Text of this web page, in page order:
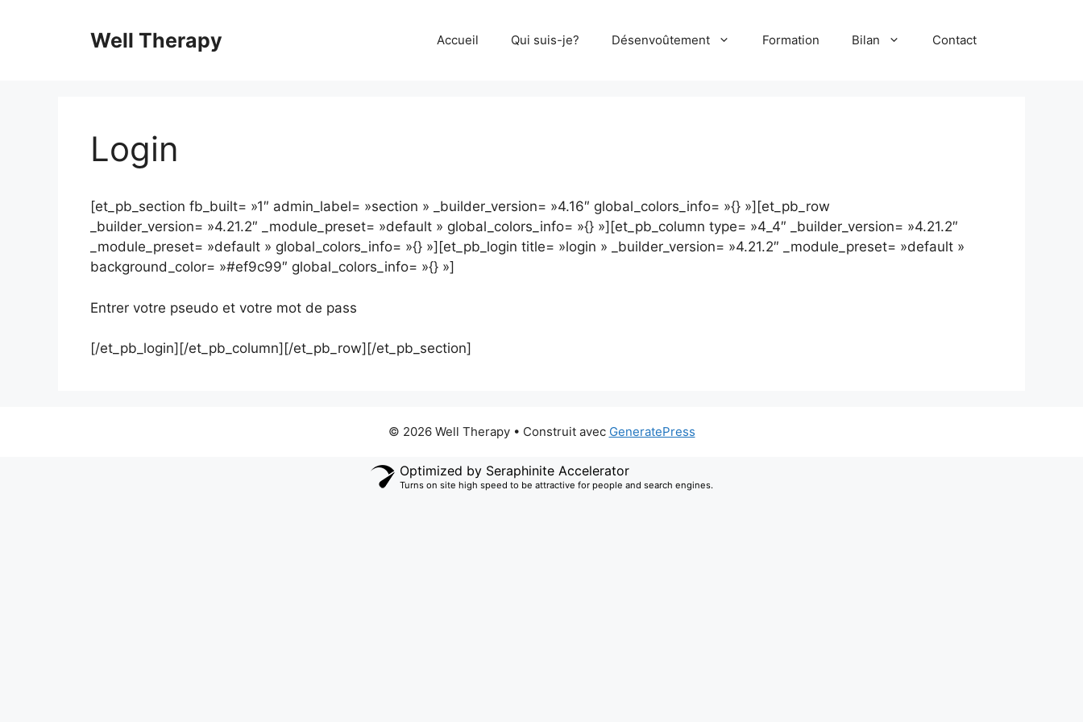
Well Therapy Accueil Qui suis-je? Désenvoûtement Formation Bilan Contact
Login
[et_pb_section fb_built= »1″ admin_label= »section » _builder_version= »4.16″ global_colors_info= »{} »][et_pb_row
_builder_version= »4.21.2″ _module_preset= »default » global_colors_info= »{} »][et_pb_column type= »4_4″ _builder_version= »4.21.2″
_module_preset= »default » global_colors_info= »{} »][et_pb_login title= »login » _builder_version= »4.21.2″ _module_preset= »default »
background_color= »#ef9c99″ global_colors_info= »{} »]
Entrer votre pseudo et votre mot de pass
[/et_pb_login][/et_pb_column][/et_pb_row][/et_pb_section]
© 2026 Well Therapy• Construit avec GeneratePress
Optimized by Seraphinite Accelerator
Turns on site high speed to be attractive for people and search engines.